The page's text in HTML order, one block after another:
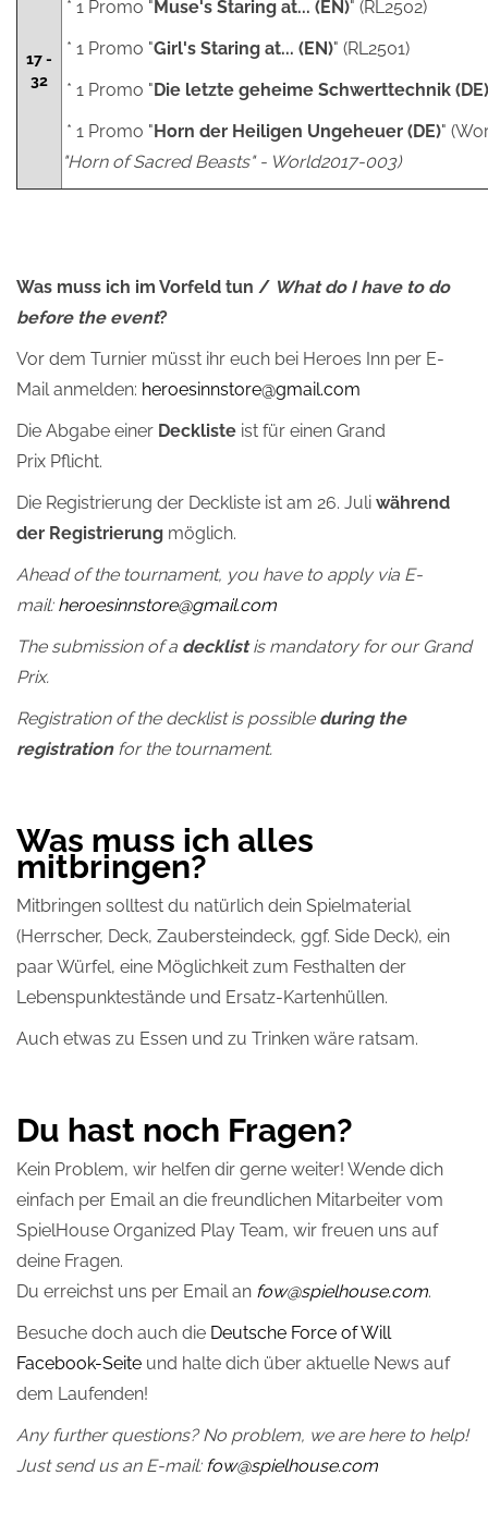
17 -
32
* 1 Promo " Muse's Staring at... (EN)" (RL2502)
* 1 Promo "Girl's Staring at... (EN)" (RL2501)
* 1 Promo " Die letzte geheime Schwerttechnik (DE)
* 1 Promo " Horn der Heiligen Ungeheuer (DE)"
"Horn of Sacred Beasts" - World2017-003)
Was muss ich im Vorfeld tun / What do I have to do
before the event?
Vor dem Turnier müsst ihr euch bei Heroes Inn per E-
Mail anmelden: heroesinnstore@gmail.com
Die Abgabe einer Deckliste ist für einen Grand
Prix Pflicht.
Die Registrierung der Deckliste ist am 26. Juli während
der Registrierung möglich.
Ahead of the tournament, you have to apply via E-
mail: heroesinnstore@gmail.com
The submission of a decklistis mandatory for our Grand
Prix.
Registration of the decklist is possible during the
registration for the tournament.
Was muss ich alles
mitbringen?
Mitbringen solltest du natürlich dein Spielmaterial
(Herrscher, Deck, Zaubersteindeck, ggf. Side Deck), ein
paar Würfel, eine Möglichkeit zum Festhalten der
Lebenspunktestände und Ersatz-Kartenhüllen.
Auch etwas zu Essen und zu Trinken wäre ratsam.
Du hast noch Fragen?
Kein Problem, wir helfen dir gerne weiter! Wende dich
einfach per Email an die freundlichen Mitarbeiter vom
SpielHouse Organized Play Team, wir freuen uns auf
deine Fragen.
Du erreichst uns per Email an fow@spielhouse.com.
Besuche doch auch die Deutsche Force of Will
Facebook-Seite und halte dich über aktuelle News auf
dem Laufenden!
Any further questions? No problem, we are here to help!
Just send us an E-mail: fow@spielhouse.com